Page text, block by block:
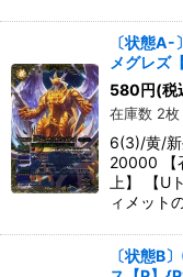
〔状態
メグレズ
580 円(税
在庫数 2枚
6(3)/黄/
20000 【
上】 【U
ィメット
〔状態B